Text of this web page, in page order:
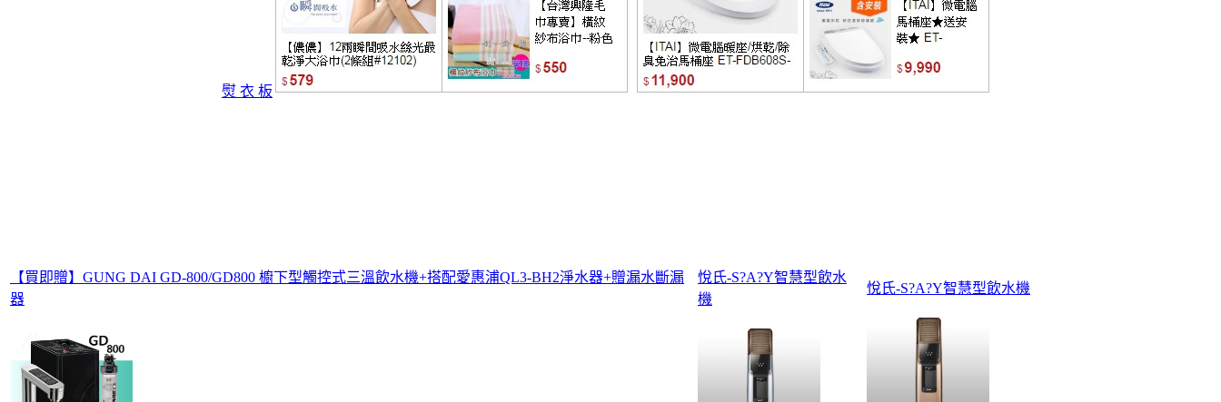
熨 衣 板
【買即贈】GUNG DAI GD-800/GD800 櫥下型觸控式三溫飲水機+搭配愛惠浦QL3-BH2淨水器+贈漏水斷漏
器
悅氏-S?A?Y智慧型飲水
機
悅氏-S?A?Y智慧型飲水機